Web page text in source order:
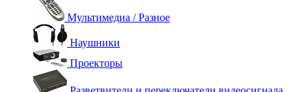
Мультимедиа / Разное
Наушники
Проекторы